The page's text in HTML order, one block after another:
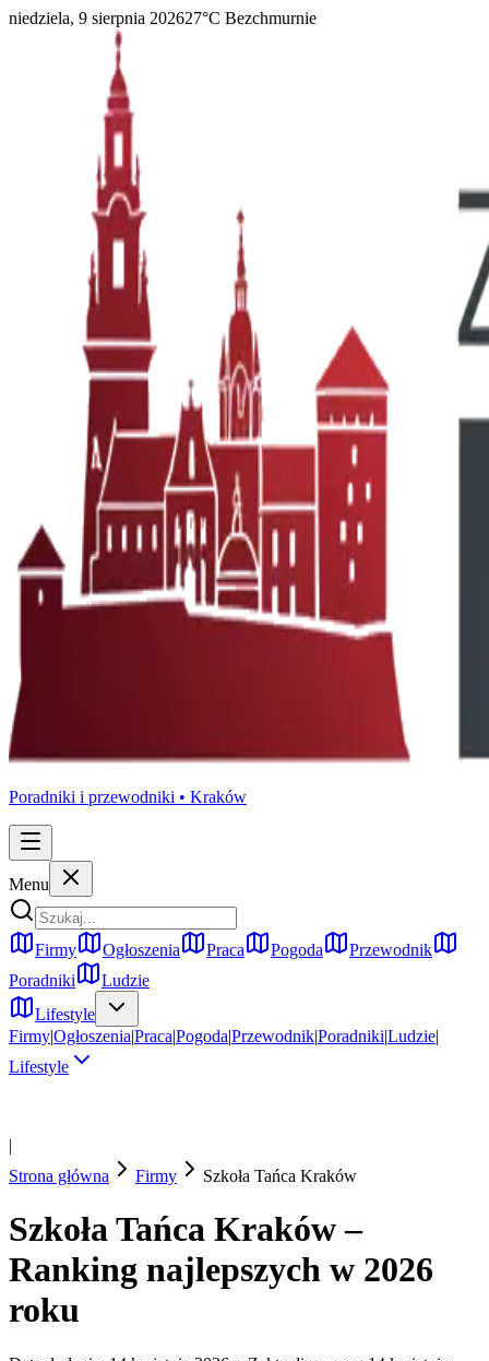
niedziela, 9 sierpnia 202627°C Bezchmurnie
Poradniki i przewodniki • Kraków
Menu
Firmy Ogłoszenia Praca Pogoda
Przewodnik
Poradniki
Ludzie
Lifestyle
Firmy|Ogłoszenia|Praca|Pogoda|Przewodnik|Poradniki|Ludzie|
Lifestyle
|
Strona główna
Firmy Szkoła Tańca Kraków
Szkoła Tańca Kraków –
Ranking najlepszych w 2026
roku